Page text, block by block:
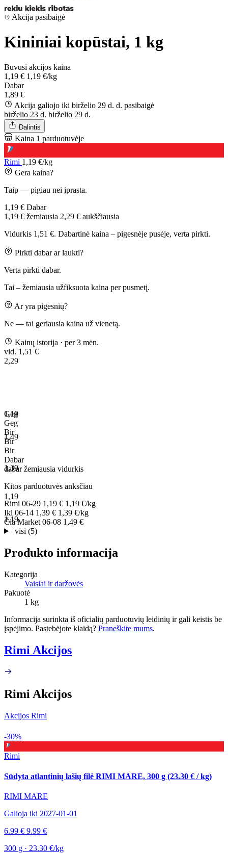
Akcija pasibaigė
Kininiai kopūstai, 1 kg
Buvusi akcijos kaina
1,19 € 1,19 €/kg
Dabar
1,89 €
Akcija galiojo iki birželio 29 d. d. pasibaigė
birželio 23 d. birželio 29 d.
Dalintis
Kaina 1 parduotuvėje
Rimi 1,19 €/kg
Gera kaina?
Taip — pigiau nei įprasta.
1,19 € Dabar
1,19 € žemiausia 2,29 € aukščiausia
Vidurkis 1,51 €. Dabartinė kaina – pigesnėje pusėje, verta pirkti.
Pirkti dabar ar laukti?
Verta pirkti dabar.
Tai – žemiausia užfiksuota kaina per pusmetį.
Ar yra pigesnių?
Ne — tai geriausia kaina už vienetą.
Kainų istorija · per 3 mėn.
vid. 1,51 €
2,29
1,19
1,49
1,39
1,19
1,19
Geg
Geg
Bir
Bir
Bir
Dabar
dabaržemiausia vidurkis
Kitos parduotuvės anksčiau
Rimi 06-29 1,19 € 1,19 €/kg
Iki 06-14 1,39 € 1,39 €/kg
Čia Market 06-08 1,49 €
visi (5)
Produkto informacija
Kategorija
Vaisiai ir daržovės
Pakuotė
1 kg
Informacija surinkta iš oficialių parduotuvių leidinių ir gali keistis be
įspėjimo. Pastebėjote klaidą? Praneškite mums.
Rimi Akcijos
Rimi Akcijos
Akcijos Rimi
-30%
Rimi
Sūdyta atlantinių lašių filė RIMI MARE, 300 g (23.30 € / kg)
RIMI MARE
Galioja iki 2027-01-01
6.99 € 9.99 €
300 g · 23.30 €/kg